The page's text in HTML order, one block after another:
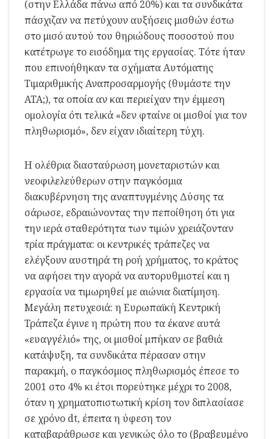
(στην Ελλάδα πάνω από 20%) και τα συνδικάτα
πάσχιζαν να πετύχουν αυξήσεις μισθών έστω
στο μισό αυτού του θηριώδους ποσοστού που
κατέτρωγε το εισόδημα της εργασίας. Τότε ήταν
που επινοήθηκαν τα σχήματα Αυτόματης
Τιμαριθμικής Αναπροσαρμογής (θυμάστε την
ΑΤΑ;), τα οποία αν και περιείχαν την έμμεση
ομολογία ότι τελικά «δεν φταίνε οι μισθοί για τον
πληθωρισμό», δεν είχαν ιδιαίτερη τύχη.
Η ολέθρια διασταύρωση μονεταριστών και
νεοφιλελεύθερων στην παγκόσμια
διακυβέρνηση της αναπτυγμένης Δύσης τα
σάρωσε, εδραιώνοντας την πεποίθηση ότι για
την ιερά σταθερότητα των τιμών χρειάζονταν
τρία πράγματα: οι κεντρικές τράπεζες να
ελέγξουν αυστηρά τη ροή χρήματος, το κράτος
να αφήσει την αγορά να αυτορυθμιστεί και η
εργασία να τιμωρηθεί με αιώνια διατίμηση.
Μεγάλη πετυχεσιά: η Ευρωπαϊκή Κεντρική
Τράπεζα έγινε η πρώτη που τα έκανε αυτά
«ευαγγέλιό» της, οι μισθοί μπήκαν σε βαθιά
κατάψυξη, τα συνδικάτα πέρασαν στην
παρακμή, ο παγκόσμιος πληθωρισμός έπεσε το
2001 στο 4% κι έτσι πορεύτηκε μέχρι το 2008,
όταν η χρηματοπιστωτική κρίση τον διπλασίασε
σε χρόνο dt, έπειτα η ύφεση τον
καταβαράθρωσε και γενικώς όλο το (βραβευμένο